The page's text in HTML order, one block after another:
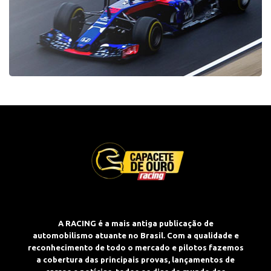
A RACING é a mais antiga publicação de
automobilismo atuante no Brasil. Com a qualidade e
reconhecimento de todo o mercado e pilotos fazemos
a cobertura das principais provas, lançamentos de